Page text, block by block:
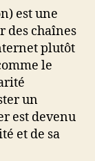
est une
des chaînes
plutôt
le
un
est devenu
et de sa